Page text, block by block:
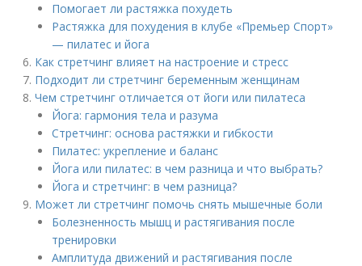
Помогает ли растяжка похудеть
Растяжка для похудения в клубе «Премьер Спорт»
— пилатес и йога
Как стретчинг влияет на настроение и стресс
Подходит ли стретчинг беременным женщинам
Чем стретчинг отличается от йоги или пилатеса
Йога: гармония тела и разума
Стретчинг: основа растяжки и гибкости
Пилатес: укрепление и баланс
Йога или пилатес: в чем разница и что выбрать?
Йога и стретчинг: в чем разница?
Может ли стретчинг помочь снять мышечные боли
Болезненность мышц и растягивания после
тренировки
Амплитуда движений и растягивания после